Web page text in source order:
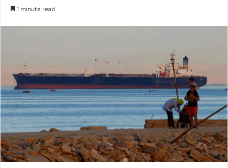
1 minute read